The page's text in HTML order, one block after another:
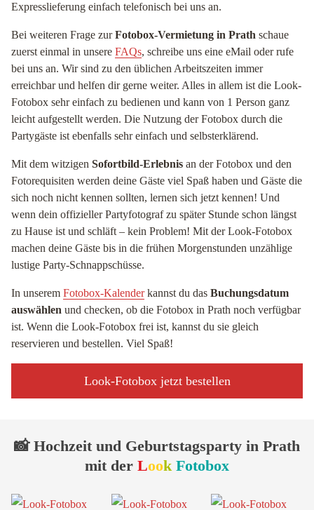
Expresslieferung einfach telefonisch bei uns an.
Bei weiteren Frage zurFotobox-Vermietung in Prath schaue
zuerst einmal in unsere FAQs, schreibe uns eine eMail oder rufe
bei uns an. Wir sind zu den üblichen Arbeitszeiten immer
erreichbar und helfen dir gerne weiter. Alles in allem ist die Look-
Fotobox sehr einfach zu bedienen und kann von 1 Person ganz
leicht aufgestellt werden. Die Nutzung der Fotobox durch die
Partygäste ist ebenfalls sehr einfach und selbsterklärend.
Mit dem witzigen Sofortbild-Erlebnis an der Fotobox und den
Fotorequisiten werden deine Gäste viel Spaß haben und Gäste die
sich noch nicht kennen sollten, lernen sich jetzt kennen! Und
wenn dein offizieller Partyfotograf zu später Stunde schon längst
zu Hause ist und schläft – kein Problem! Mit der Look-Fotobox
machen deine Gäste bis in die frühen Morgenstunden unzählige
lustige Party-Schnappschüsse.
In unserem Fotobox-Kalenderkannst du das Buchungsdatum
auswählen und checken, ob die Fotobox in Prath noch verfügbar
ist. Wenn die Look-Fotobox frei ist, kannst du sie gleich
reservieren und bestellen. Viel Spaß!
Look-Fotobox jetzt bestellen
📸 Hochzeit und Geburtstagsparty in Prath
mit der Look Fotobox